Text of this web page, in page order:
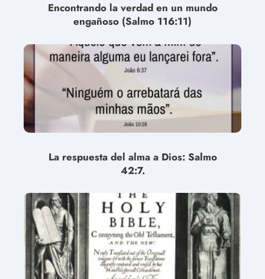
Encontrando la verdad en un mundo
engañoso (Salmo 116:11)
La respuesta del alma a Dios: Salmo
42:7.